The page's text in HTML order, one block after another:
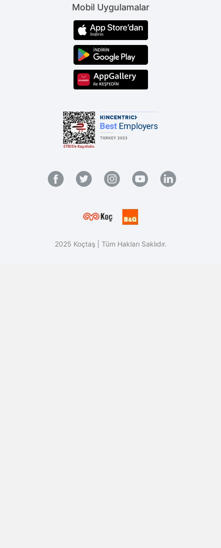
Mobil Uygulamalar
2025 Koçtaş | Tüm Hakları Saklıdır.